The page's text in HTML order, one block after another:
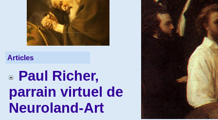
Articles
Paul Richer,
parrain virtuel de
Neuroland-Art